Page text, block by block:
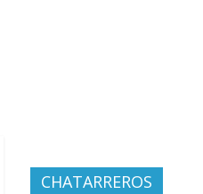
CHATARREROS